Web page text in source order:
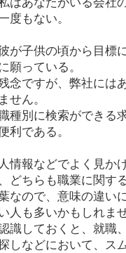
度もない。
彼が子供の頃から目標
願っている。
残念ですが、弊社には
せん。
職種別に検索ができる
利である。
情報などでよく見か
どちらも職業に関す
なので、意味の違い
人も多いかもしれま
識しておくと、就職
しなどにおいて、ス